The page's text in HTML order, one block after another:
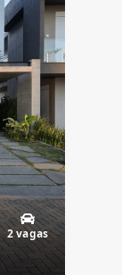
2 vagas